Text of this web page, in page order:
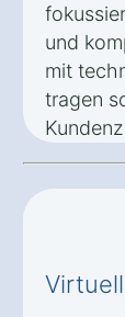
und
mit
tragen